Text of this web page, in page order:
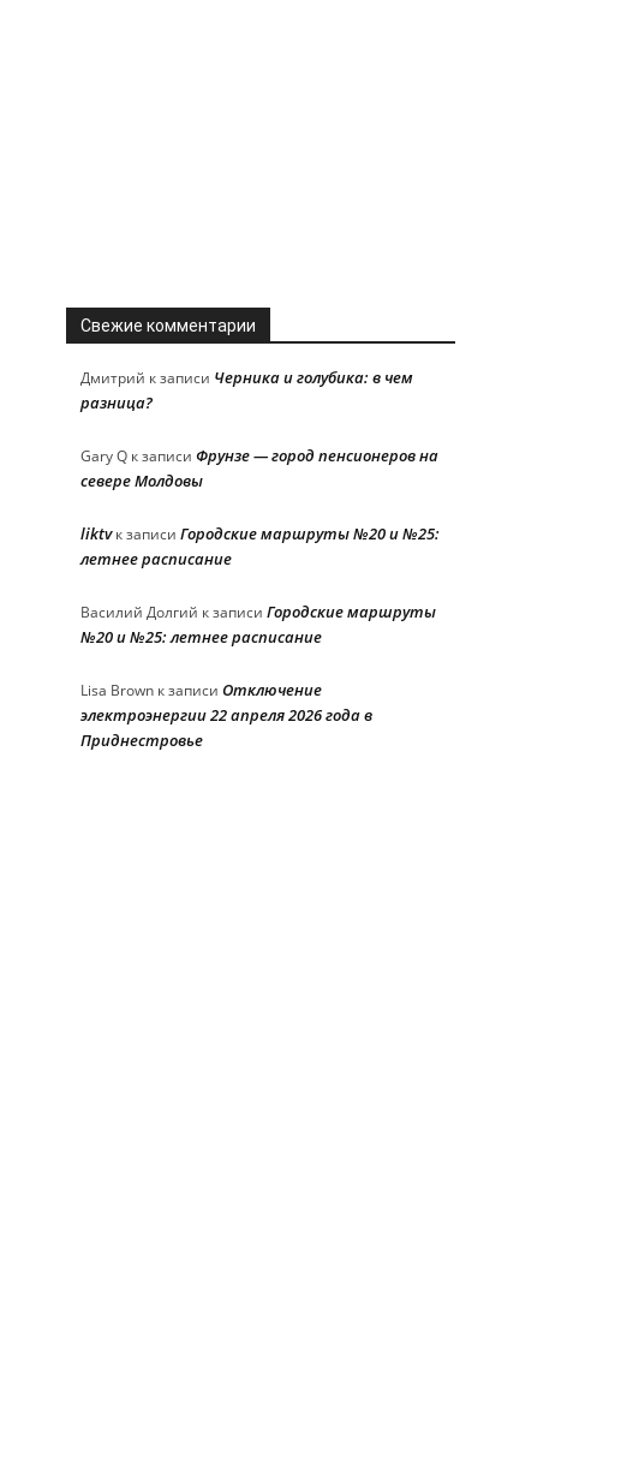
Свежие комментарии
Дмитрий к записи Черника и голубика: в чем
разница?
Gary Q к записи Фрунзе — город пенсионеров на
севере Молдовы
liktvк записи Городские маршруты №20 и №25:
летнее расписание
Василий Долгий к записи Городские маршруты
№20 и №25: летнее расписание
Lisa Brown к записи Отключение
электроэнергии 22 апреля 2026 года в
Приднестровье